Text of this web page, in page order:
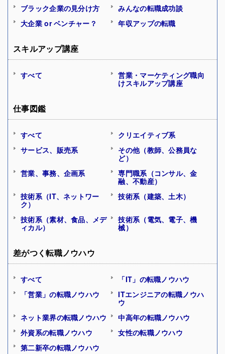
ブラック企業の見分け方
みんなの転職成功談
大企業 or ベンチャー？
年収アップの転職
スキルアップ講座
すべて
営業・マーケティング職向
けスキルアップ講座
仕事図鑑
すべて
クリエイティブ系
サービス、販売系
その他（教師、公務員な
ど）
営業、事務、企画系
専門職系（コンサル、金
融、不動産）
技術系（IT、ネットワー
ク）
技術系（建築、土木）
技術系（素材、食品、メデ
ィカル）
技術系（電気、電子、機
械）
差がつく転職ノウハウ
すべて
「IT」の転職ノウハウ
「営業」の転職ノウハウ
ITエンジニアの転職ノウハ
ウ
ネット業界の転職ノウハウ
中高年の転職ノウハウ
外資系の転職ノウハウ
女性の転職ノウハウ
第二新卒の転職ノウハウ